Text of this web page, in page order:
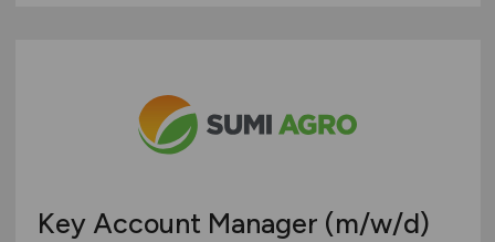
Key Account Manager (m/w/d)